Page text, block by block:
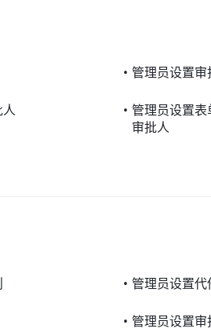
• 管理员设置
• 管理员设置
审批人
• 管理员设置
• 管理员设置